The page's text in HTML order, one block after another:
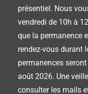
présentiel. Nous
vendredi de 10h à
que la permanence
rendez-vous durant
permanences
août 2026. Une
consulter les mails